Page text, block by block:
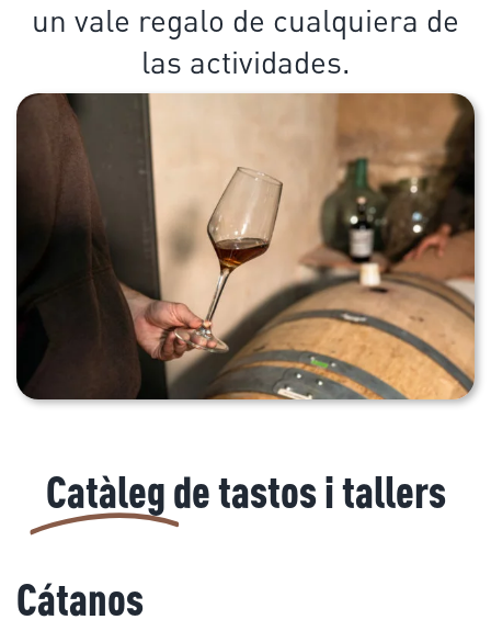
un vale regalo de cualquiera de
las actividades.
Catàlegde tastos i tallers
Cátanos